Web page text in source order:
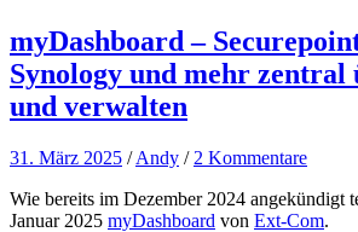
myDashboard –
Synology und mehr zentral
und verwalten
31. März 2025 /Andy / 2 Kommentare
Wie bereits im Dezember 2024 angekündigt
Januar 2025 myDashboard von Ext-Com.